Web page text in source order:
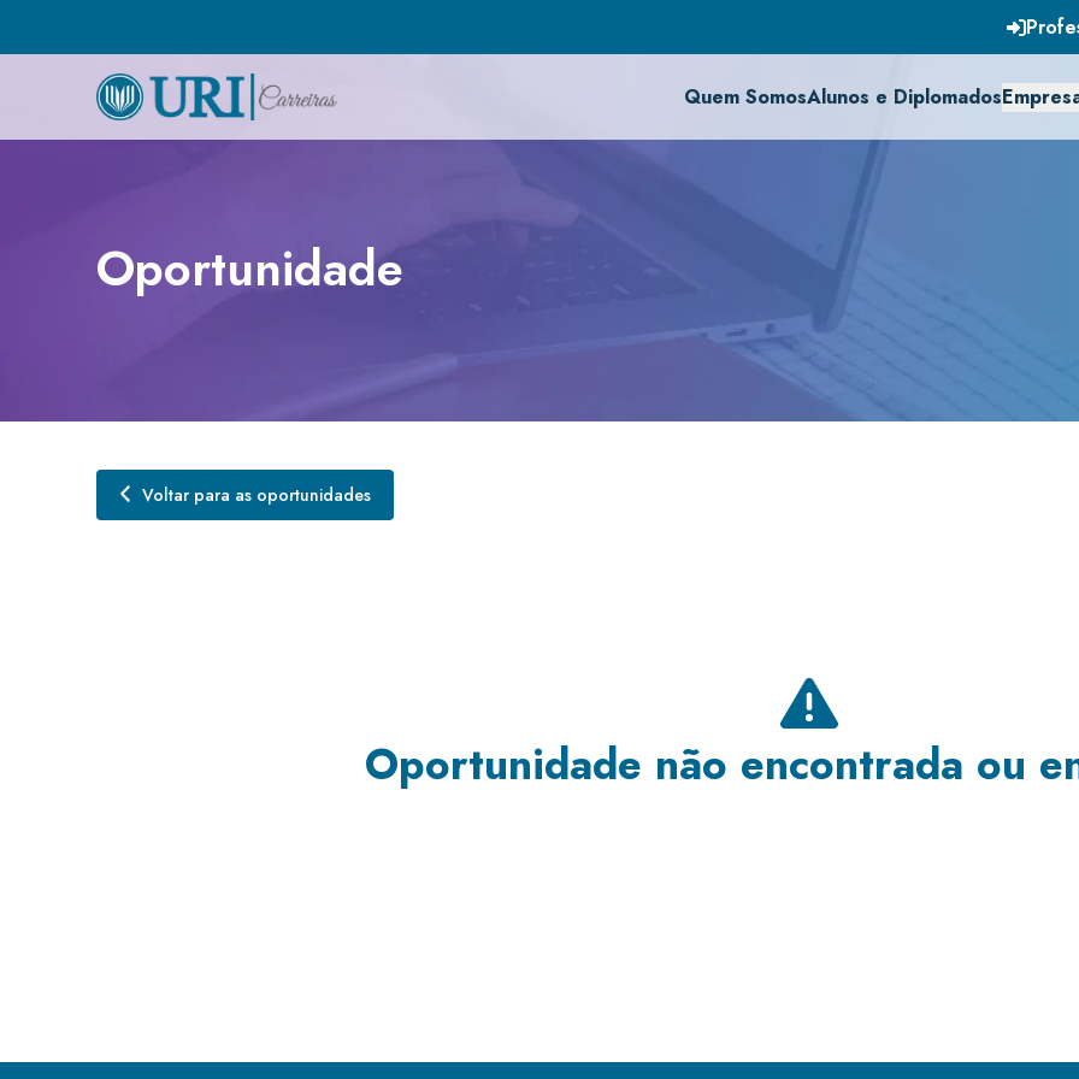
Quem SomosAlunos e Diplomados
Oportunidade
Voltar para as oportunidades
Oportunidade não encontrada ou